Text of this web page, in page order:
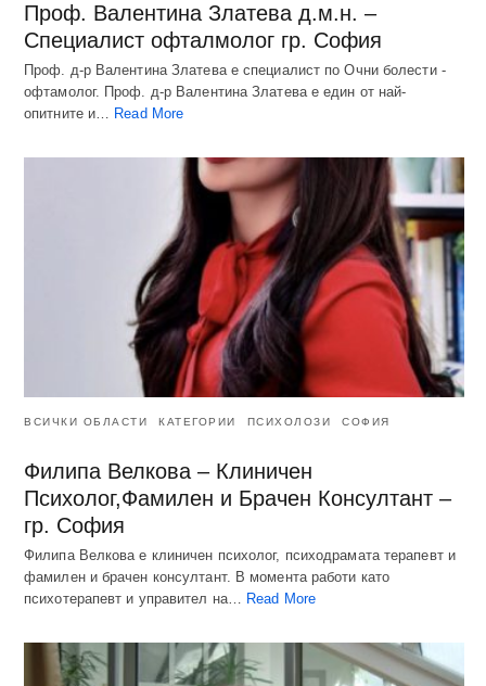
Проф. Валентина Златева д.м.н. –
Специалист офталмолог гр. София
Проф. д-р Валентина Златева е специалист по Очни болести -
офтамолог. Проф. д-р Валентина Златева е един от най-
опитните и… Read More
ВСИЧКИ ОБЛАСТИ КАТЕГОРИИ ПСИХОЛОЗИ СОФИЯ
Филипа Велкова – Клиничен
Психолог,Фамилен и Брачен Консултант –
гр. София
Филипа Велкова е клиничен психолог, психодрамата терапевт и
фамилен и брачен консултант. В момента работи като
психотерапевт и управител на…
Read More